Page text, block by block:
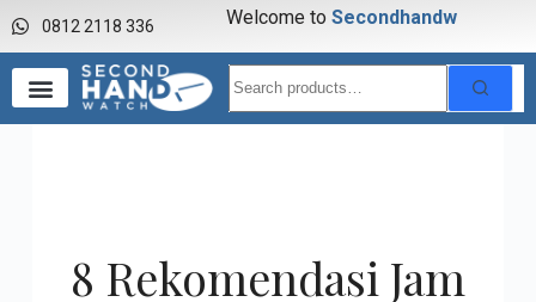
0812 2118 336 Welcome to Secondhandwa
8 Rekomendasi Jam